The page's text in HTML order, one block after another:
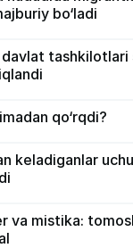
bo‘ladi
davlat tashkilotlari
qo‘rqdi?
keladiganlar
va mistika: